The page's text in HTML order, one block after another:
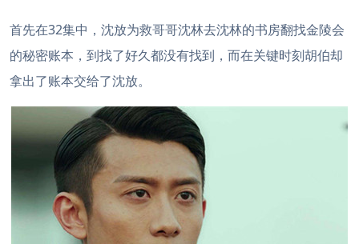
首先在32集中，沈放为救哥哥沈林去沈林的书房翻找金陵会
的秘密账本，到找了好久都没有找到，而在关键时刻胡伯却
拿出了账本交给了沈放。